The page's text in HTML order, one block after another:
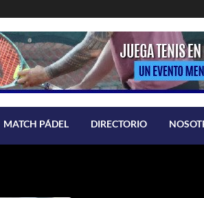
MATCH PÁDEL DIRECTORIO